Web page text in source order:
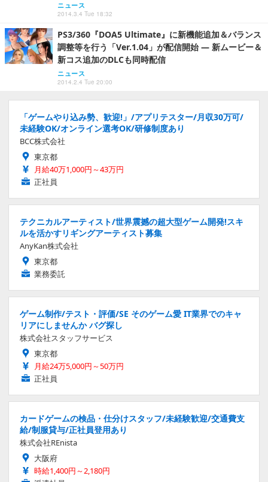
ニュース
2014.3.4 Tue 18:32
PS3/360『DOA5 Ultimate』に新機能追加＆バランス
調整等を行う「Ver.1.04」が配信開始 ― 新ムービー＆
新コス追加のDLCも同時配信
ニュース
2014.2.4 Tue 20:00
「ゲームやり込み勢、歓迎!」/アプリテスター/月収30万可/
未経験OK/オンライン選考OK/研修制度あり
BCC株式会社
東京都
月給40万1,000円～43万円
正社員
テクニカルアーティスト/世界震撼の超大型ゲーム開発!スキ
ルを活かすリギングアーティスト募集
AnyKan株式会社
東京都
業務委託
ゲーム制作/テスト・評価/SE そのゲーム愛 IT業界でのキャ
リアにしませんか バグ探し
株式会社スタッフサービス
東京都
月給24万5,000円～50万円
正社員
カードゲームの検品・仕分けスタッフ/未経験歓迎/交通費支
給/制服貸与/正社員登用あり
株式会社REnista
大阪府
時給1,400円～2,180円